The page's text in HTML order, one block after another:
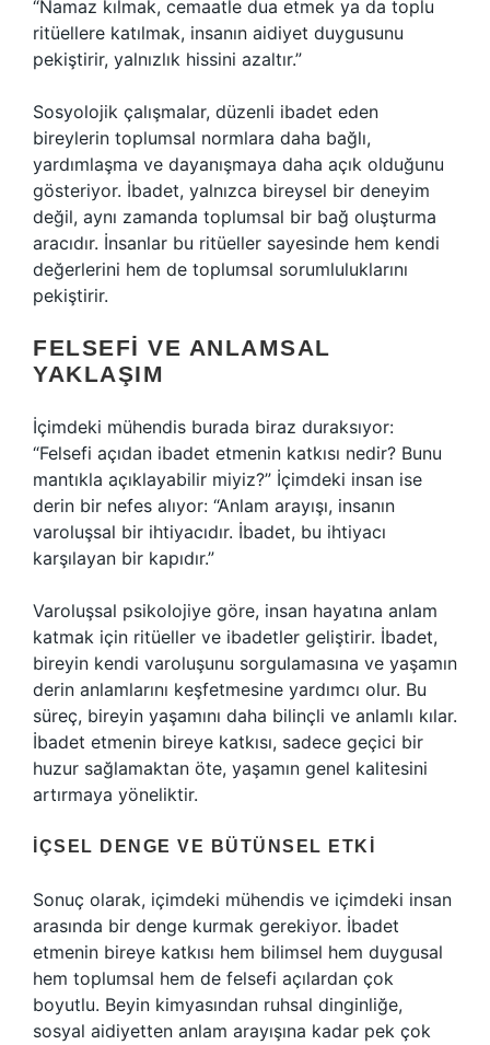
“Namaz kılmak, cemaatle dua etmek ya da toplu
ritüellere katılmak, insanın aidiyet duygusunu
pekiştirir, yalnızlık hissini azaltır.”
Sosyolojik çalışmalar, düzenli ibadet eden
bireylerin toplumsal normlara daha bağlı,
yardımlaşma ve dayanışmaya daha açık olduğunu
gösteriyor. İbadet, yalnızca bireysel bir deneyim
değil, aynı zamanda toplumsal bir bağ oluşturma
aracıdır. İnsanlar bu ritüeller sayesinde hem kendi
değerlerini hem de toplumsal sorumluluklarını
pekiştirir.
FELSEFI VE ANLAMSAL
YAKLAŞIM
İçimdeki mühendis burada biraz duraksıyor:
“Felsefi açıdan ibadet etmenin katkısı nedir? Bunu
mantıkla açıklayabilir miyiz?” İçimdeki insan ise
derin bir nefes alıyor: “Anlam arayışı, insanın
varoluşsal bir ihtiyacıdır. İbadet, bu ihtiyacı
karşılayan bir kapıdır.”
Varoluşsal psikolojiye göre, insan hayatına anlam
katmak için ritüeller ve ibadetler geliştirir. İbadet,
bireyin kendi varoluşunu sorgulamasına ve yaşamın
derin anlamlarını keşfetmesine yardımcı olur. Bu
süreç, bireyin yaşamını daha bilinçli ve anlamlı kılar.
İbadet etmenin bireye katkısı, sadece geçici bir
huzur sağlamaktan öte, yaşamın genel kalitesini
artırmaya yöneliktir.
İÇSEL DENGE VE BÜTÜNSEL ETKI
Sonuç olarak, içimdeki mühendis ve içimdeki insan
arasında bir denge kurmak gerekiyor. İbadet
etmenin bireye katkısı hem bilimsel hem duygusal
hem toplumsal hem de felsefi açılardan çok
boyutlu. Beyin kimyasından ruhsal dinginliğe,
sosyal aidiyetten anlam arayışına kadar pek çok